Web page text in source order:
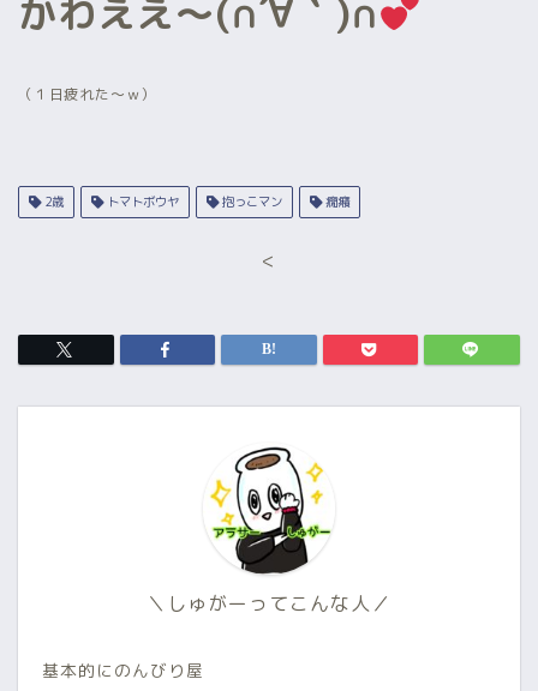
かわええ～(∩´∀｀)∩
（１日疲れた～ｗ）
2歳 トマトボウヤ 抱っこマン 癇癪
<
＼しゅがーってこんな人／
基本的にのんびり屋